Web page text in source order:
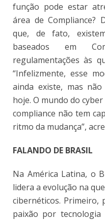
função pode estar
área de Compliance?
que, de fato,
baseados em
regulamentações às
“Infelizmente, esse
ainda existe, mas
hoje. O mundo do
compliance não tem
ritmo da mudança”,
FALANDO DE BRASIL
Na América Latina, o
lidera a evolução na
cibernéticos.
paixão por